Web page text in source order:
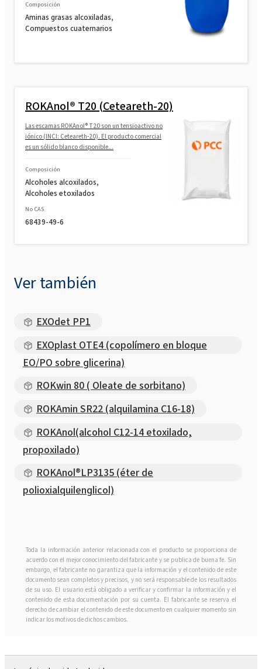
Composición
Aminas grasas alcoxiladas,
Compuestos cuaternarios
ROKAnol® T20 (Ceteareth-20)
Las escamas ROKAnol® T20 son un tensioactivo no
iónico (INCI: Ceteareth-20). El producto comercial
es un sólido blanco disponible...
Composición
Alcoholes alcoxilados,
Alcoholes etoxilados
No CAS.
68439-49-6
Ver también
EXOdet PP1
EXOplast OTE4 (copolímero en bloque
EO/PO sobre glicerina)
ROKwin 80 ( Oleate de sorbitano)
ROKAmin SR22 (alquilamina C16-18)
ROKAnol(alcohol C12-14 etoxilado,
propoxilado)
ROKAnol®LP3135 (éter de
polioxialquilenglicol)
Toda la información anterior relacionada con el producto se proporciona de
acuerdo con el mejor conocimiento del fabricante y se publica de buena fe. Sin
embargo, el fabricante no garantiza que la información y el contenido de este
documento sean completos y precisos, y no será responsable de los resultados
de su uso. El usuario está obligado a verificar y confirmar la información y el
contenido de esta documentación por su cuenta. El fabricante se reserva el
derecho de cambiar el contenido de este documento en cualquier momento sin
indicar los motivos de dichos cambios.